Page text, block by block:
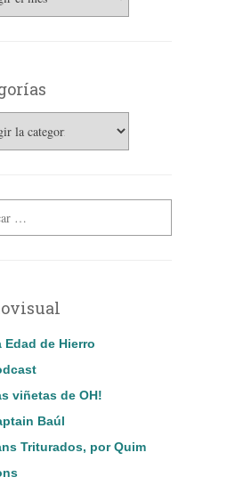
Edad de Hierro
viñetas de OH!
Baúl
Triturados, por Quim